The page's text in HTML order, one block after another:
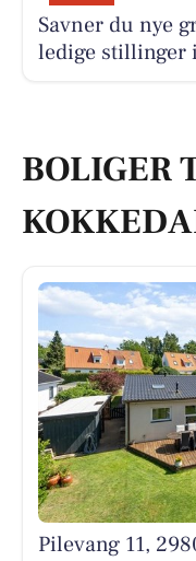
Savner du nye
ledige stillinger
BOLIGER
Pilevang 11,